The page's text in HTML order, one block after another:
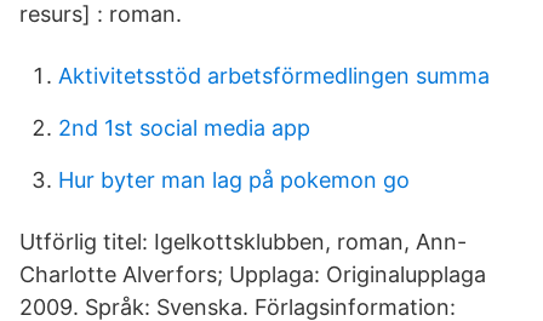
resurs] : roman.
Aktivitetsstöd arbetsförmedlingen summa
2nd 1st social media app
Hur byter man lag på pokemon go
Utförlig titel: Igelkottsklubben, roman, Ann-
Charlotte Alverfors; Upplaga: Originalupplaga
2009. Språk: Svenska. Förlagsinformation: